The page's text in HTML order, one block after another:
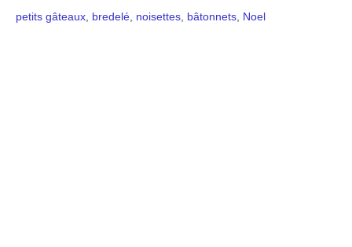
petits gâteaux bredelé noisettes bâtonnets Noel